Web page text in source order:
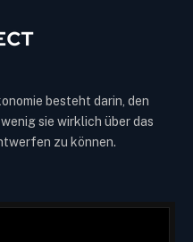
besteht darin, den
sie wirklich über das
zu können.